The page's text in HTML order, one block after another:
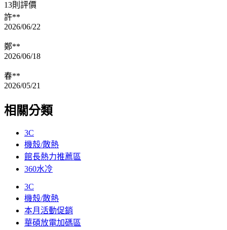
13則評價
許**
2026/06/22
鄭**
2026/06/18
春**
2026/05/21
相關分類
3C
機殼/散熱
館長熱力推薦區
360水冷
3C
機殼/散熱
本月活動促銷
華碩放電加碼區